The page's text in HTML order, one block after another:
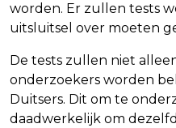
worden. Er zullen tests
uitsluitsel over moeten
De tests zullen niet
onderzoekers worden
Duitsers. Dit om te
daadwerkelijk om